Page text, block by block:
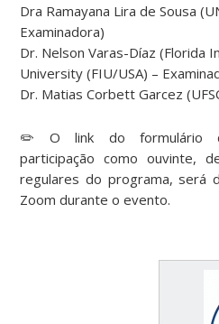
Dra Ramayana Lira de Sousa
Examinadora)
Dr. Nelson Varas-Díaz (Florida
University (FIU/USA) –
Dr. Matias Corbett Garcez
✏️ O link do formulário
participação como ouvinte,
regulares do programa, será
Zoom durante o evento.